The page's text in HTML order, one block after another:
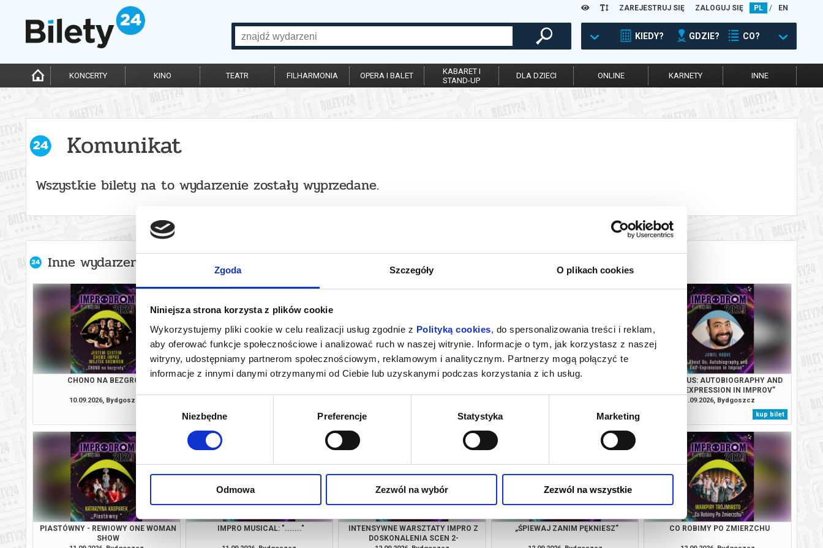
Zgoda Szczegóły O plikach cookies
Niniejsza strona korzysta z plików cookie
Wykorzystujemy pliki cookie w celu realizacji usług zgodnie z Polityką cookies, do spersonalizowania treści i reklam,
aby oferować funkcje społecznościowe i analizować ruch w naszej witrynie. Informacje o tym, jak korzystasz z naszej
witryny, udostępniamy partnerom społecznościowym, reklamowym i analitycznym. Partnerzy mogą połączyć te
informacje z innymi danymi otrzymanymi od Ciebie lub uzyskanymi podczas korzystania z ich usług.
Niezbędne Preferencje Statystyka Marketing
Odmowa Zezwól na wybór Zezwól na wszystkie
ZAREJESTRUJ SIĘ ZALOGUJ SIĘ PL / EN
KIEDY? GDZIE? CO?
KONCERTY KINO TEATR FILHARMONIA OPERA I BALET
KABARET I
STAND-UP
DLA DZIECI ONLINE KARNETY INNE
Komunikat
Wszystkie bilety na to wydarzenie zostały wyprzedane.
Inne wydarzenia organizatora
CHONO NA BEZGROŁY
10.09.2026, Bydgoszcz
LOKATORZY Z ZAŚWIATÓW -
kup bilet
“MONSTERS AND MOTIVATIONS”
kup bilet
"THEATRICAL MUSICAL IMPROV:
kup bilet
“ABOUT US: AUTOBIOGRAPHY AND
SELF-EXPRESSION IN IMPROV”
11.09.2026, Bydgoszcz
kup bilet
PIASTÓWNY - REWIOWY ONE WOMAN
SHOW
IMPRO MUSICAL: "......."
INTENSYWNE WARSZTATY IMPRO Z
DOSKONALENIA SCEN 2-
„ŚPIEWAJ ZANIM PĘKNIESZ” CO ROBIMY PO ZMIERZCHU